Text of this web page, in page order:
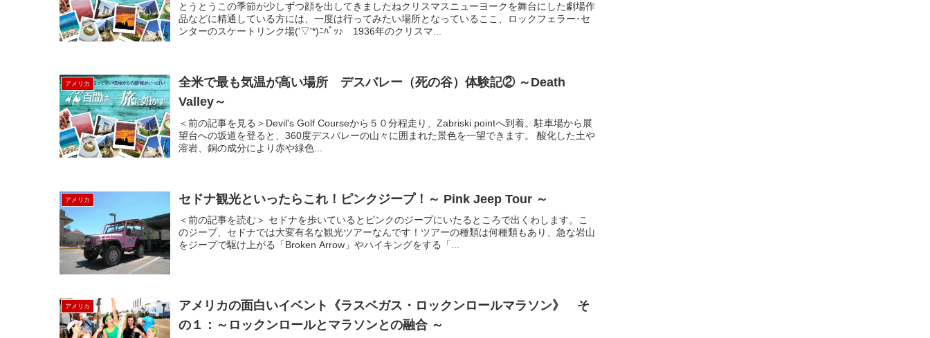
とうとうこの季節が少しずつ顔を出してきましたねクリスマスニューヨークを舞台にした劇場作
品などに精通している方には、一度は行ってみたい場所となっているここ、ロックフェラー･セ
ンターのスケートリンク場('▽'*)ﾆﾊﾟｯ♪ 1936年のクリスマ...
アメリカ
全米で最も気温が高い場所 デスバレー（死の谷）体験記② ～Death
Valley～
＜前の記事を見る＞Devil's Golf Courseから５０分程走り、Zabriski pointへ到着。駐車場から展
望台への坂道を登ると、360度デスバレーの山々に囲まれた景色を一望できます。 酸化した土や
溶岩、銅の成分により赤や緑色...
アメリカ セドナ観光といったらこれ！ピンクジープ！～ Pink Jeep Tour ～
＜前の記事を読む＞ セドナを歩いているとピンクのジープにいたるところで出くわします。こ
のジープ、セドナでは大変有名な観光ツアーなんです！ツアーの種類は何種類もあり、急な岩山
をジープで駆け上がる「Broken Arrow」やハイキングをする「...
アメリカ
アメリカの面白いイベント《ラスベガス・ロックンロールマラソン》 そ
の１：～ロックンロールとマラソンとの融合 ～